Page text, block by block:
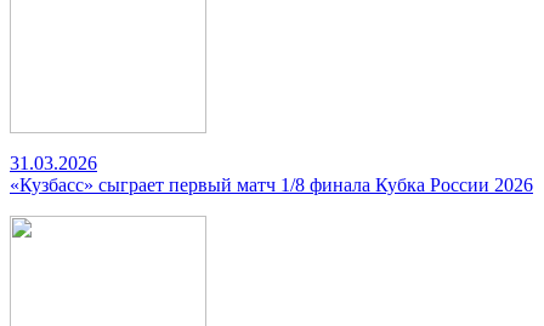
31.03.2026
«Кузбасс» сыграет первый матч 1/8 финала Кубка России 2026